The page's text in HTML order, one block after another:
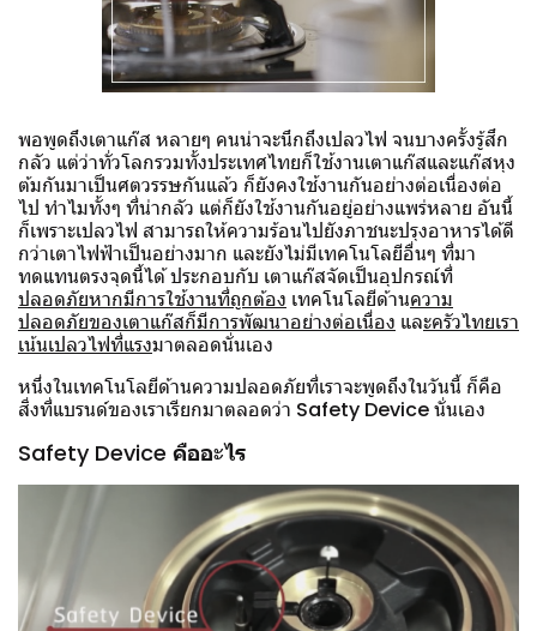
พอพูดถึงเตาแก๊ส หลายๆ คนน่าจะนึกถึงเปลวไฟ จนบางครั้งรู้สึก
กลัว แต่ว่าทั่วโลกรวมทั้งประเทศไทยก็ใช้งานเตาแก๊สและแก๊สหุง
ต้มกันมาเป็นศตวรรษกันแล้ว ก็ยังคงใช้งานกันอย่างต่อเนื่องต่อ
ไป ทำไมทั้งๆ ที่น่ากลัว แต่ก็ยังใช้งานกันอยู่อย่างแพร่หลาย อันนี้
ก็เพราะเปลวไฟ สามารถให้ความร้อนไปยังภาชนะปรุงอาหารได้ดี
กว่าเตาไฟฟ้าเป็นอย่างมาก และยังไม่มีเทคโนโลยีอื่นๆ ที่มา
ทดแทนตรงจุดนี้ได้ ประกอบกับ เตาแก๊สจัดเป็นอุปกรณ์ที่
ปลอดภัยหากมีการใช้งานที่ถูกต้อง เทคโนโลยีด้านความ
ปลอดภัยของเตาแก๊สก็มีการพัฒนาอย่างต่อเนื่อง และครัวไทยเรา
เน้นเปลวไฟที่แรงมาตลอดนั่นเอง
หนึ่งในเทคโนโลยีด้านความปลอดภัยที่เราจะพูดถึงในวันนี้ ก็คือ
สิ่งที่แบรนด์ของเราเรียกมาตลอดว่า Safety Deviceนั่นเอง
Safety Device คืออะไร